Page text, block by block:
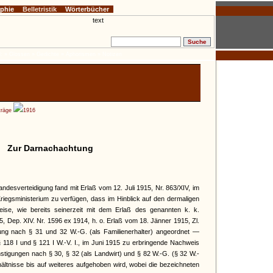
1916
Zur Darnachachtung
fand mit Erlaß vom 12. Juli 1915, Nr. 863/XIV, im
zu verfügen, dass im Hinblick auf den dermaligen
wie bereits seinerzeit mit dem Erlaß des genannten k. k.
Dep. XIV. Nr. 1596 ex 1914, h. o. Erlaß vom 18. Jänner 1915, Zl.
nach § 31 und 32 W.-G. (als Familienerhalter) angeordnet —
I und § 121 I W.-V. I., im Juni 1915 zu erbringende Nachweis
nach § 30, § 32 (als Landwirt) und § 82 W.-G. (§ 32 W.-
bis auf weiteres aufgehoben wird, wobei die bezeichneten
Belletristik Wörterbücher